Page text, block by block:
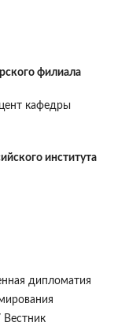
филиала
кафедры
института
дипломатия
Вестник